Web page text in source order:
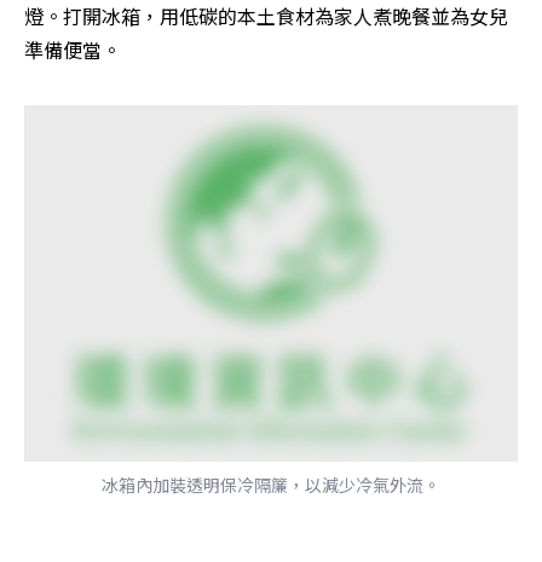
燈。打開冰箱，用低碳的本土食材為家人煮晚餐並為女兒
準備便當。
冰箱內加裝透明保冷隔簾，以減少冷氣外流。